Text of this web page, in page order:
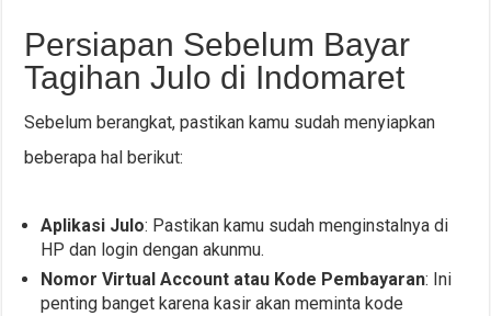
Persiapan Sebelum Bayar
Tagihan Julo di Indomaret
Sebelum berangkat, pastikan kamu sudah menyiapkan
beberapa hal berikut:
Aplikasi Julo: Pastikan kamu sudah menginstalnya di
HP dan login dengan akunmu.
Nomor Virtual Account atau Kode Pembayaran: Ini
penting banget karena kasir akan meminta kode